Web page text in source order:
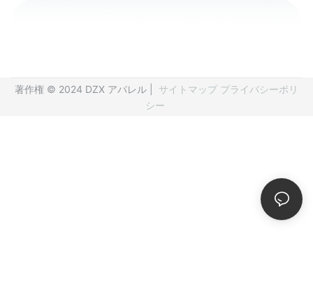
著作権 © 2024 DZX アパレル | サイトマップ プライバシーポリ
シー